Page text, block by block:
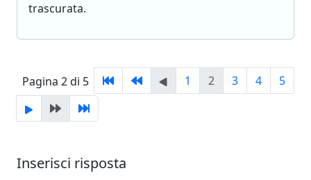
trascurata.
Pagina 2 di 5 1 2 3 4 5
Inserisci risposta